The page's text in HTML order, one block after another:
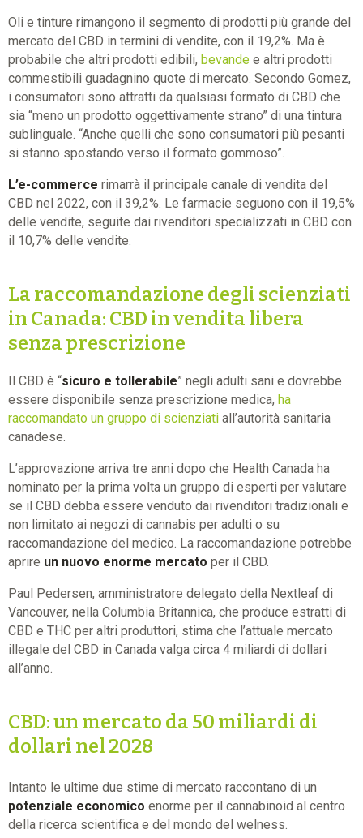
Oli e tinture rimangono il segmento di prodotti più grande del
mercato del CBD in termini di vendite, con il 19,2%. Ma è
probabile che altri prodotti edibili, bevande e altri prodotti
commestibili guadagnino quote di mercato. Secondo Gomez,
i consumatori sono attratti da qualsiasi formato di CBD che
sia “meno un prodotto oggettivamente strano” di una tintura
sublinguale. “Anche quelli che sono consumatori più pesanti
si stanno spostando verso il formato gommoso”.
L’e-commerce rimarrà il principale canale di vendita del
CBD nel 2022, con il 39,2%. Le farmacie seguono con il 19,5%
delle vendite, seguite dai rivenditori specializzati in CBD con
il 10,7% delle vendite.
La raccomandazione degli scienziati
in Canada: CBD in vendita libera
senza prescrizione
Il CBD è “sicuro e tollerabile” negli adulti sani e dovrebbe
essere disponibile senza prescrizione medica, ha
raccomandato un gruppo di scienziati all’autorità sanitaria
canadese.
L’approvazione arriva tre anni dopo che Health Canada ha
nominato per la prima volta un gruppo di esperti per valutare
se il CBD debba essere venduto dai rivenditori tradizionali e
non limitato ai negozi di cannabis per adulti o su
raccomandazione del medico. La raccomandazione potrebbe
aprire un nuovo enorme mercato per il CBD.
Paul Pedersen, amministratore delegato della Nextleaf di
Vancouver, nella Columbia Britannica, che produce estratti di
CBD e THC per altri produttori, stima che l’attuale mercato
illegale del CBD in Canada valga circa 4 miliardi di dollari
all’anno.
CBD: un mercato da 50 miliardi di
dollari nel 2028
Intanto le ultime due stime di mercato raccontano di un
potenziale economico enorme per il cannabinoid al centro
della ricerca scientifica e del mondo del welness.